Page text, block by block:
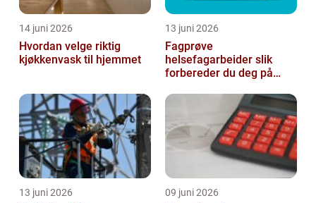
14 juni 2026
Hvordan velge riktig
kjøkkenvask til hjemmet
13 juni 2026
Fagprøve
helsefagarbeider slik
forbereder du deg på
13 juni 2026 09 juni 2026